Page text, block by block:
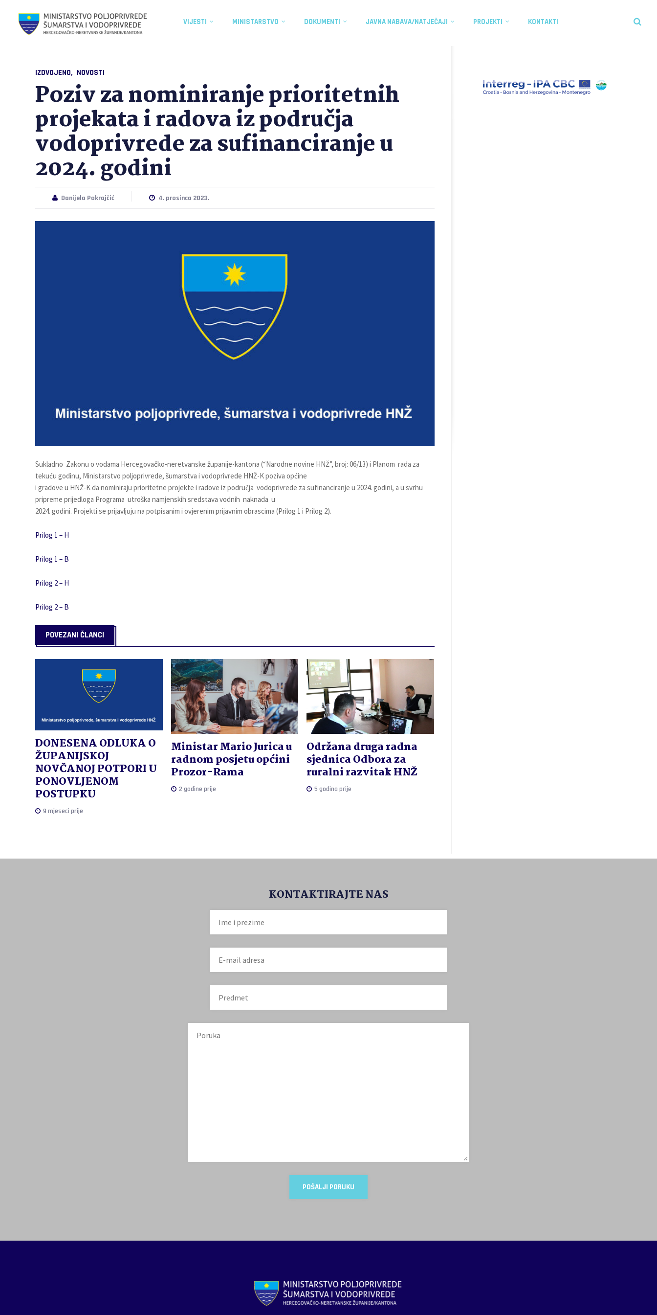
VIJESTI MINISTARSTVO DOKUMENTI JAVNA NABAVA/NATJEČAJI PROJEKTI KONTAKTI
IZDVOJENO NOVOSTI
Poziv za nominiranje prioritetnih
projekata i radova iz područja
vodoprivrede za sufinanciranje u
2024. godini
Danijela Pokrajčić 4. prosinca 2023.
Sukladno Zakonu o vodama Hercegovačko-neretvanske županije-kantona (“Narodne novine HNŽ”, broj: 06/13) i Planom rada za
tekuću godinu, Ministarstvo poljoprivrede, šumarstva i vodoprivrede HNŽ-K poziva općine
i gradove u HNŽ-K da nominiraju prioritetne projekte i radove iz područja vodoprivrede za sufinanciranje u 2024. godini, a u svrhu
pripreme prijedloga Programa utroška namjenskih sredstava vodnih naknada u
2024. godini. Projekti se prijavljuju na potpisanim i ovjerenim prijavnim obrascima (Prilog 1 i Prilog 2).
Prilog 1 – H
Prilog 1 – B
Prilog 2 – H
Prilog 2 – B
POVEZANI ČLANCI
DONESENA ODLUKA O
ŽUPANIJSKOJ
NOVČANOJ POTPORI U
PONOVLJENOM
POSTUPKU
9 mjeseci prije
Ministar Mario Jurica u
radnom posjetu općini
Prozor-Rama
2 godine prije
Održana druga radna
sjednica Odbora za
ruralni razvitak HNŽ
5 godina prije
KONTAKTIRAJTE NAS